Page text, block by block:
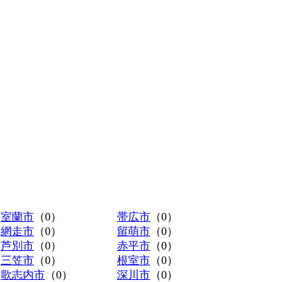
室蘭市 （0） 帯広市 （0）
網走市 （0） 留萌市 （0）
芦別市 （0） 赤平市 （0）
三笠市 （0） 根室市 （0）
歌志内市 （0） 深川市 （0）